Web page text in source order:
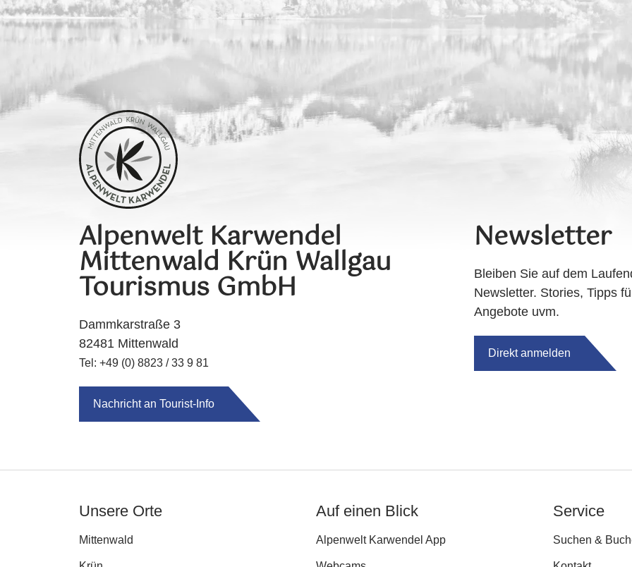
Alpenwelt Karwendel
Mittenwald Krün Wallgau
Tourismus GmbH
Dammkarstraße 3
82481 Mittenwald
Tel: +49 (0) 8823 / 33 9 81
Nachricht an Tourist-Info
Newsletter
Bleiben Sie auf dem
Newsletter. Stories, Tipps
Angebote uvm.
Direkt anmelden
Unsere Orte
Mittenwald
Auf einen Blick
Alpenwelt Karwendel App
Service
Suchen &